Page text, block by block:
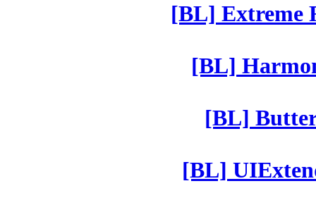
[BL] Extreme
[BL]
[BL]
[BL]